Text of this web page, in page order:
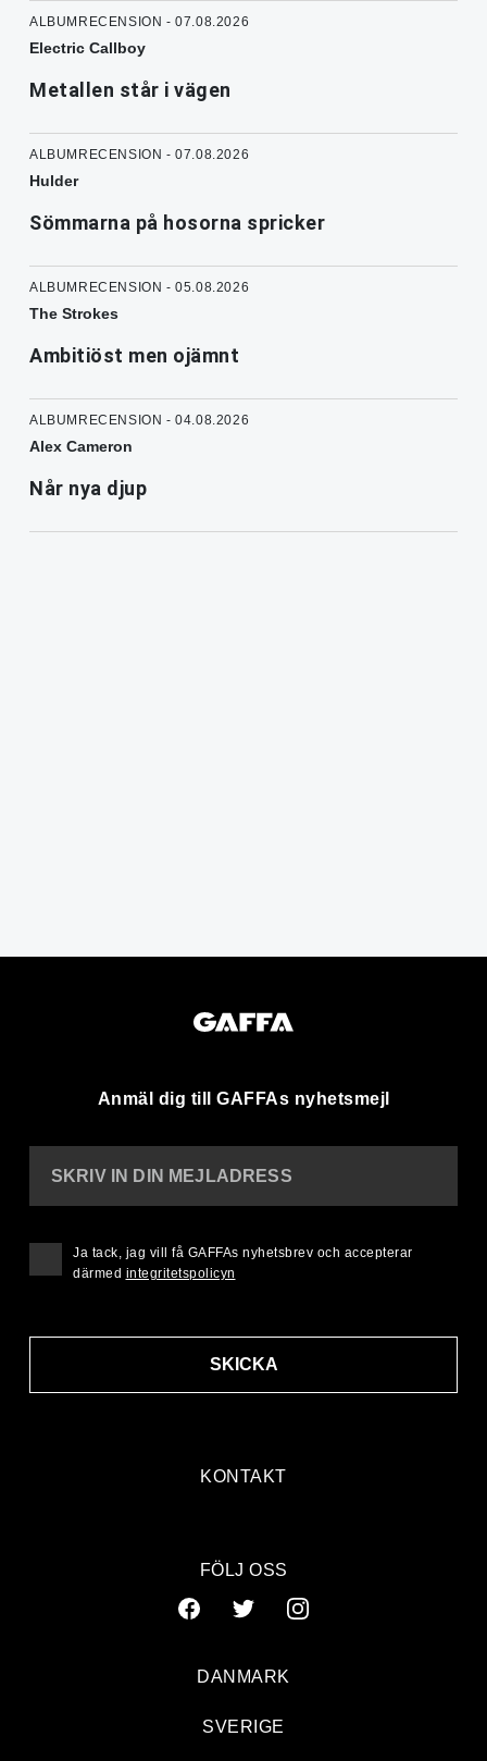
ALBUMRECENSION - 07.08.2026
Electric Callboy
Metallen står i vägen
ALBUMRECENSION - 07.08.2026
Hulder
Sömmarna på hosorna spricker
ALBUMRECENSION - 05.08.2026
The Strokes
Ambitiöst men ojämnt
ALBUMRECENSION - 04.08.2026
Alex Cameron
Når nya djup
Anmäl dig till GAFFAs nyhetsmejl
KONTAKT
SKRIV IN DIN MEJLADRESS
SKICKA
Ja tack, jag vill få GAFFAs nyhetsbrev och accepterar
därmed integritetspolicyn
FÖLJ OSS
DANMARK
SVERIGE